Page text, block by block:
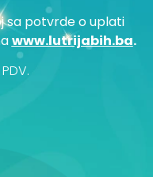
sa potvrde o uplati
www.lutrijabih.ba.